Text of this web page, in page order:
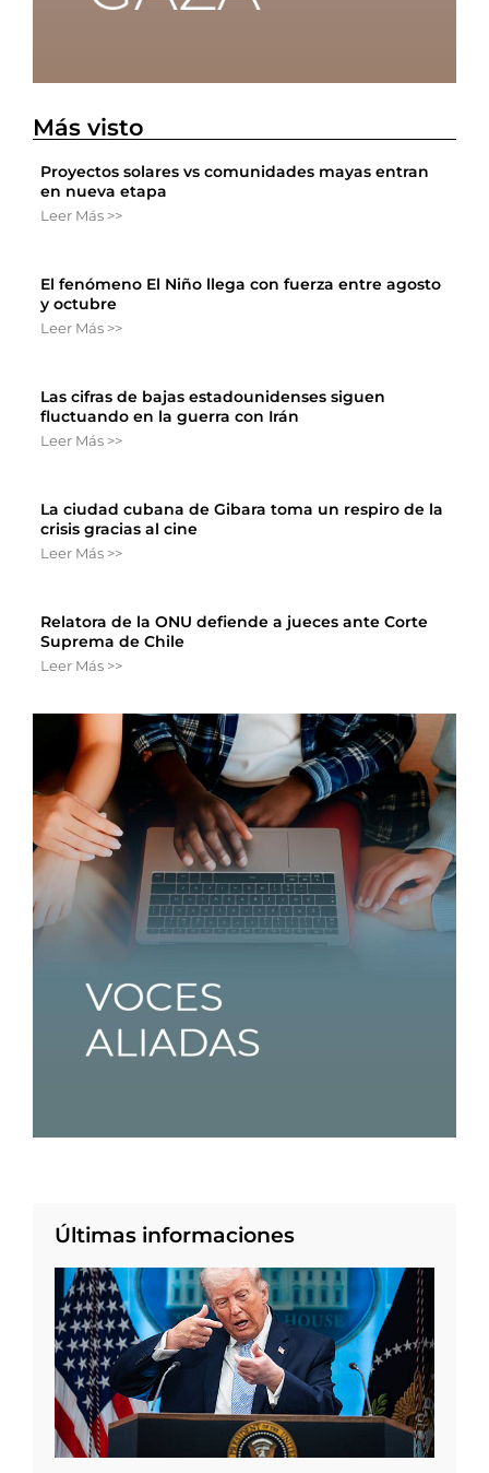
Más visto
Proyectos solares vs comunidades mayas entran
en nueva etapa
Leer Más >>
El fenómeno El Niño llega con fuerza entre agosto
y octubre
Leer Más >>
Las cifras de bajas estadounidenses siguen
fluctuando en la guerra con Irán
Leer Más >>
La ciudad cubana de Gibara toma un respiro de la
crisis gracias al cine
Leer Más >>
Relatora de la ONU defiende a jueces ante Corte
Suprema de Chile
Leer Más >>
Últimas informaciones